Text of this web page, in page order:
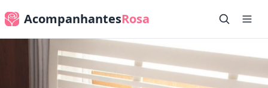
AcompanhantesRosa